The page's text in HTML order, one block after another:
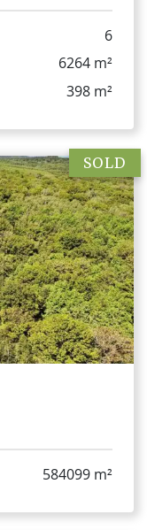
6
6264 m²
398 m²
SOLD
584099 m²